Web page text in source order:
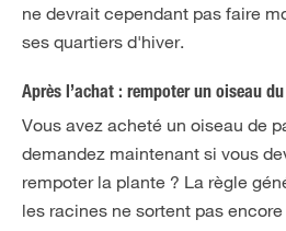
ne devrait cependant pas faire
ses quartiers d'hiver.
Après l’achat : rempoter un oiseau
Vous avez acheté un oiseau de
demandez maintenant si vous
rempoter la plante ? La règle
les racines ne sortent pas